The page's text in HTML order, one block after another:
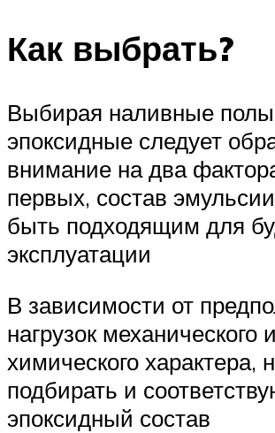
Как выбрать?
Выбирая наливные полы
эпоксидные следует
внимание на два
первых, состав
быть подходящим для
эксплуатации
В зависимости от
нагрузок механического
химического характера,
подбирать и
эпоксидный состав